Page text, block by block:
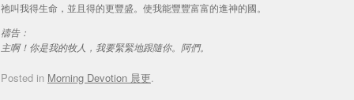
祂叫我得生命，並且得的更豐盛。使我能豐豐富富的進神的國。
禱告：
主啊！你是我的牧人，我要緊緊地跟隨你。阿們。
Posted in Morning Devotion 晨更.